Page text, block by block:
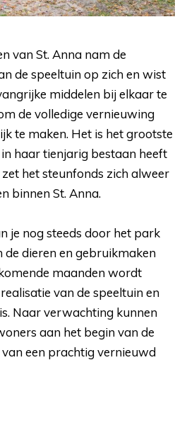
van St. Anna nam de
de speeltuin op zich en wist
middelen bij elkaar te
de volledige vernieuwing
te maken. Het is het grootste
haar tienjarig bestaan heeft
het steunfonds zich alweer
binnen St. Anna.
je nog steeds door het park
de dieren en gebruikmaken
maanden wordt
van de speeltuin en
Naar verwachting kunnen
aan het begin van de
een prachtig vernieuwd